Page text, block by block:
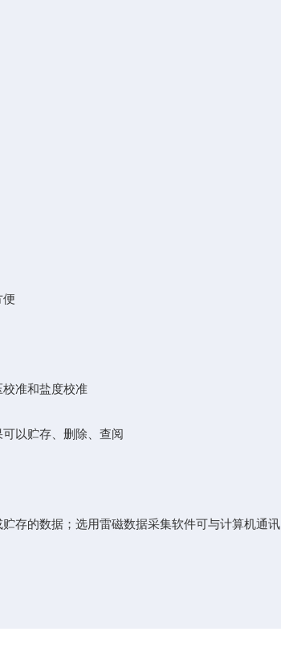
准和盐度校准
以贮存、删除、查阅
的数据；选用雷磁数据采集软件可与计算机通讯